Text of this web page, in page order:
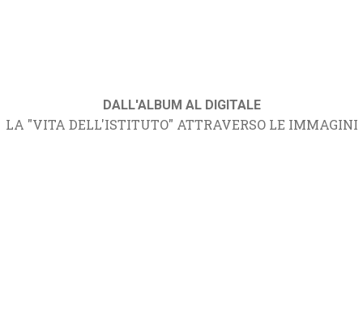
DALL'ALBUM AL DIGITALE
LA "VITA DELL'ISTITUTO" ATTRAVERSO LE IMMAGINI